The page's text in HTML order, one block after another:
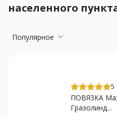
населенного
Популярное
5
ПОВЯЗКА
Гразолинд...